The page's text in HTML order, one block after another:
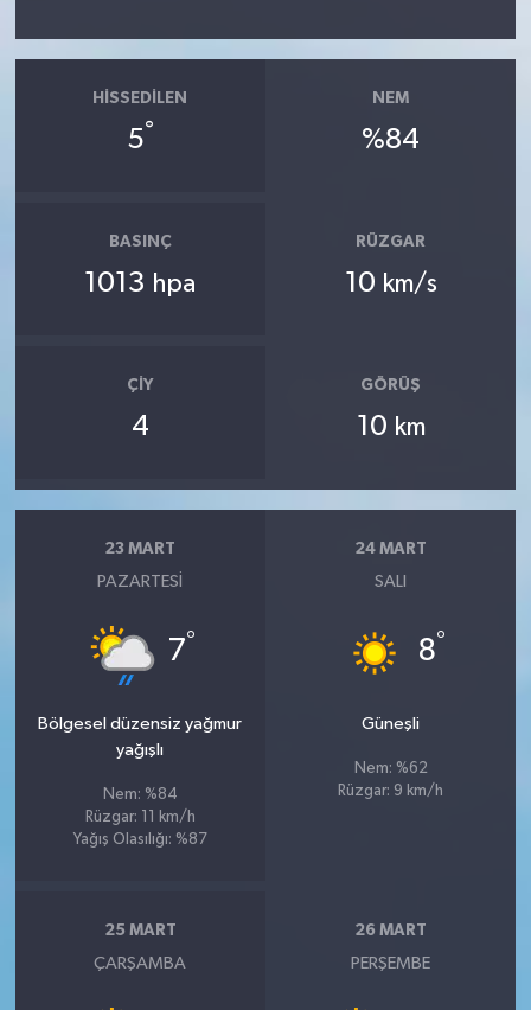
HISSEDILEN
5°
NEM
%84
BASINÇ
1013 hpa
RÜZGAR
10 km/s
ÇIY
4
GÖRÜŞ
10 km
23 MART
PAZARTESI
7°
Bölgesel düzensiz yağmur
yağışlı
Nem: %84
Rüzgar: 11 km/h
Yağış Olasılığı: %87
24 MART
SALI
8°
Güneşli
Nem: %62
Rüzgar: 9 km/h
25 MART
ÇARŞAMBA
26 MART
PERŞEMBE